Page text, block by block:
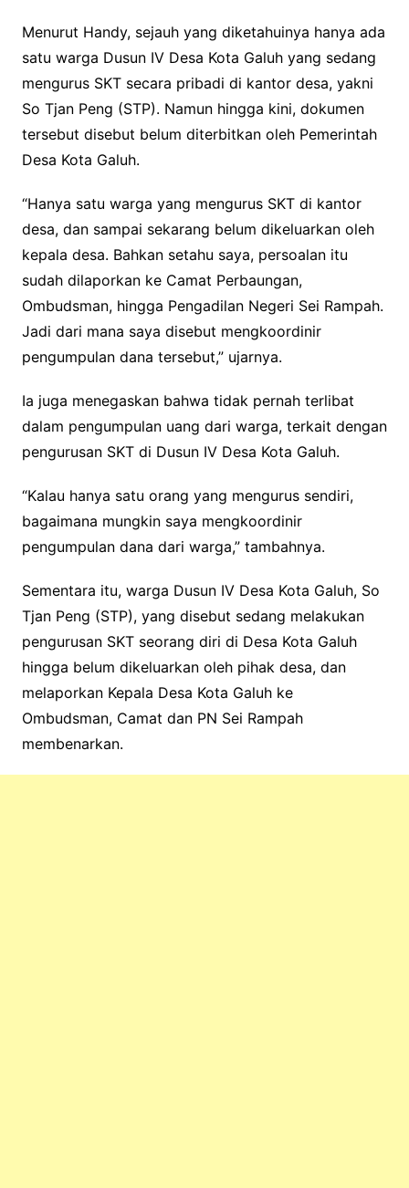
Menurut Handy, sejauh yang diketahuinya hanya ada
satu warga Dusun IV Desa Kota Galuh yang sedang
mengurus SKT secara pribadi di kantor desa, yakni
So Tjan Peng (STP). Namun hingga kini, dokumen
tersebut disebut belum diterbitkan oleh Pemerintah
Desa Kota Galuh.
“Hanya satu warga yang mengurus SKT di kantor
desa, dan sampai sekarang belum dikeluarkan oleh
kepala desa. Bahkan setahu saya, persoalan itu
sudah dilaporkan ke Camat Perbaungan,
Ombudsman, hingga Pengadilan Negeri Sei Rampah.
Jadi dari mana saya disebut mengkoordinir
pengumpulan dana tersebut,” ujarnya.
Ia juga menegaskan bahwa tidak pernah terlibat
dalam pengumpulan uang dari warga, terkait dengan
pengurusan SKT di Dusun IV Desa Kota Galuh.
“Kalau hanya satu orang yang mengurus sendiri,
bagaimana mungkin saya mengkoordinir
pengumpulan dana dari warga,” tambahnya.
Sementara itu, warga Dusun IV Desa Kota Galuh, So
Tjan Peng (STP), yang disebut sedang melakukan
pengurusan SKT seorang diri di Desa Kota Galuh
hingga belum dikeluarkan oleh pihak desa, dan
melaporkan Kepala Desa Kota Galuh ke
Ombudsman, Camat dan PN Sei Rampah
membenarkan.